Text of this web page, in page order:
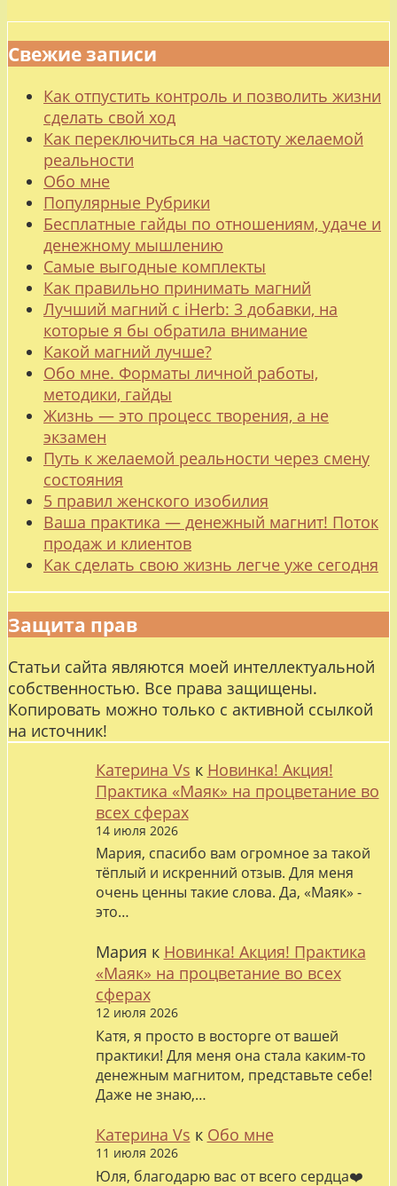
Свежие записи
Как отпустить контроль и позволить жизни
сделать свой ход
Как переключиться на частоту желаемой
реальности
Обо мне
Популярные Рубрики
Бесплатные гайды по отношениям, удаче и
денежному мышлению
Самые выгодные комплекты
Как правильно принимать магний
Лучший магний с iHerb: 3 добавки, на
которые я бы обратила внимание
Какой магний лучше?
Обо мне. Форматы личной работы,
методики, гайды
Жизнь — это процесс творения, а не
экзамен
Путь к желаемой реальности через смену
состояния
5 правил женского изобилия
Ваша практика — денежный магнит! Поток
продаж и клиентов
Как сделать свою жизнь легче уже сегодня
Защита прав
Статьи сайта являются моей интеллектуальной
собственностью. Все права защищены.
Копировать можно только с активной ссылкой
на источник!
Катерина Vs к Новинка! Акция!
Практика «Маяк» на процветание во
всех сферах
14 июля 2026
Мария, спасибо вам огромное за такой
тёплый и искренний отзыв. Для меня
очень ценны такие слова. Да, «Маяк» -
это…
Мария к Новинка! Акция! Практика
«Маяк» на процветание во всех
сферах
12 июля 2026
Катя, я просто в восторге от вашей
практики! Для меня она стала каким-то
денежным магнитом, представьте себе!
Даже не знаю,…
Катерина Vs к Обо мне
11 июля 2026
Юля, благодарю вас от всего сердца❤️